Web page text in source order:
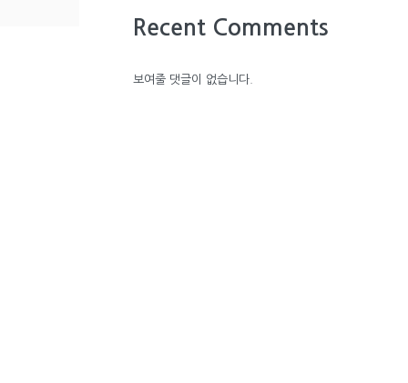
Recent Comments
보여줄 댓글이 없습니다.